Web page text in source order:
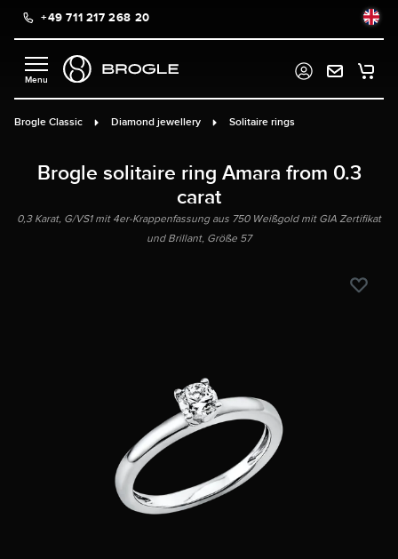
content+49 711 217 268 20
Brogle Classic Diamond jewellery Solitaire rings
Brogle solitaire ring Amara from 0.3
carat
0,3 Karat, G/VS1 mit 4er-Krappenfassung aus 750 Weißgold mit GIA Zertifikat
und Brillant, Größe 57